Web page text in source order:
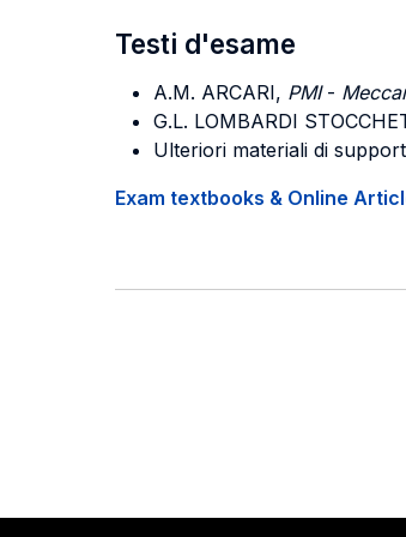
Testi d'esame
A.M. ARCARI, PMI-
G.L. LOMBARDI
Ulteriori materiali di
Exam textbooks & Online